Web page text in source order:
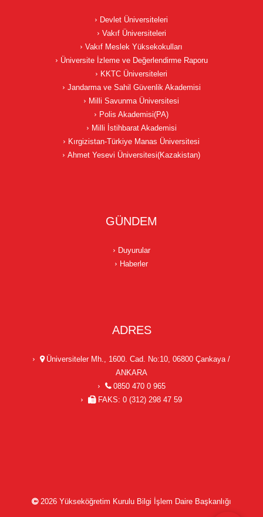
Devlet Üniversiteleri
Vakıf Üniversiteleri
Vakıf Meslek Yüksekokulları
Üniversite İzleme ve Değerlendirme Raporu
KKTC Üniversiteleri
Jandarma ve Sahil Güvenlik Akademisi
Milli Savunma Üniversitesi
Polis Akademisi(PA)
Milli İstihbarat Akademisi
Kırgizistan-Türkiye Manas Üniversitesi
Ahmet Yesevi Üniversitesi(Kazakistan)
GÜNDEM
Duyurular
Haberler
ADRES
Üniversiteler Mh., 1600. Cad. No:10, 06800 Çankaya /
ANKARA
0850 470 0 965
FAKS: 0 (312) 298 47 59
2026 Yükseköğretim Kurulu Bilgi İşlem Daire Başkanlığı